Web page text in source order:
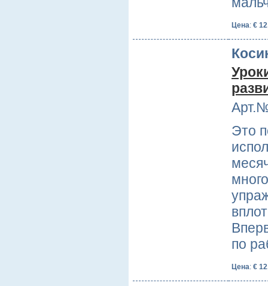
Цена: €
Это
по
Цена: €